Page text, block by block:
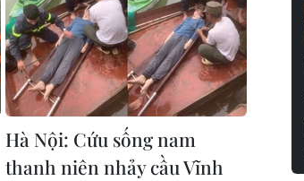
Hà Nội: Cứu sống nam
thanh niên nhảy cầu Vĩnh